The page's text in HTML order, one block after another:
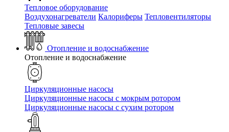
Тепловое оборудование
Воздухонагреватели Калориферы Тепловентиляторы
Тепловые завесы
Отопление и водоснабжение
Отопление и водоснабжение
Циркуляционные насосы
Циркуляционные насосы с мокрым ротором
Циркуляционные насосы с сухим ротором